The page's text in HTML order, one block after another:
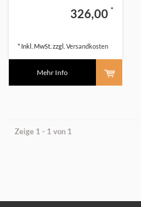
indirektem Licht326,00 *
* Inkl. MwSt. zzgl. Versandkosten
Mehr Info
Zeige 1 - 1 von 1